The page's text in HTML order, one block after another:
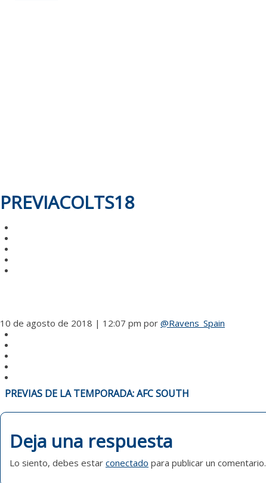
PREVIACOLTS18
10 de agosto de 2018 | 12:07 pm por @Ravens_Spain
NAVEGACIÓN
DE
ENTRADAS
PREVIAS DE LA TEMPORADA: AFC SOUTH
Deja una respuesta
Lo siento, debes estar conectado para publicar un comentario.